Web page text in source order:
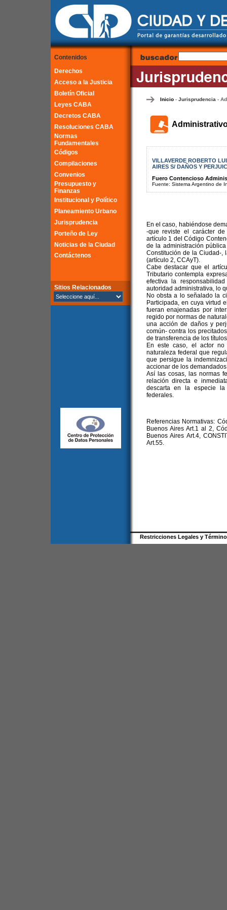
Contenidos
Derechos
Acceso a la Justicia
Boletín Oficial
Leyes CABA
Decretos CABA
Resoluciones CABA
Normas
Fundamentales
Códigos
Compilaciones
Convenios
Presupuesto y
Finanzas
Institucional y Político
Planeamiento Urbano
Jurisprudencia
Porteño de Ley
Noticias de la Ciudad
Contáctenos
Sitios Relacionados
Inicio- Jurisprudencia-
VILLAVERDE ROBERTO
AIRES S/ DAÑOS Y
Fuero Contencioso
Fuente: Sistema Argentino de
En el caso, habiéndose
-que reviste el carácter
artículo 1 del Código
de la administración
Constitución de la Ciudad-,
(artículo 2, CCAyT).
Cabe destacar que el
Tributario contempla
efectiva la
autoridad administrativa, lo
No obsta a lo señalado la
Participada, en cuya virtud
fueran enajenadas por
regido por normas de
una acción de daños y
común- contra los
de transferencia de los
En este caso, el actor
naturaleza federal que
que persigue la
accionar de los
Así las cosas, las normas
relación directa e
descarta en la especie
federales.
Referencias Normativas:
Buenos Aires Art.1 al 2,
Buenos Aires Art.4,
Art.55.
Restricciones Legales y